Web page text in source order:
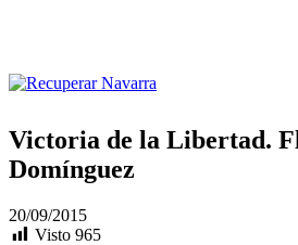
Victoria de la Libertad.
Domínguez
20/09/2015
Visto 965